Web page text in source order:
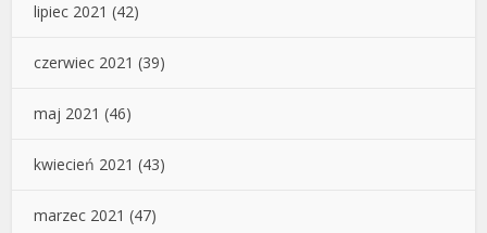
lipiec 2021 (42)
czerwiec 2021 (39)
maj 2021 (46)
kwiecień 2021 (43)
marzec 2021 (47)